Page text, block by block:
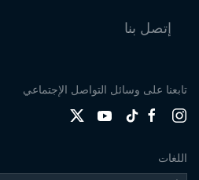
إتصل بنا
تابعنا على وسائل التواصل الإجتماعي
اللغات